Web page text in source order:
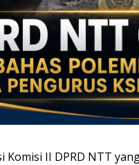
Komisi II DPRD NTT